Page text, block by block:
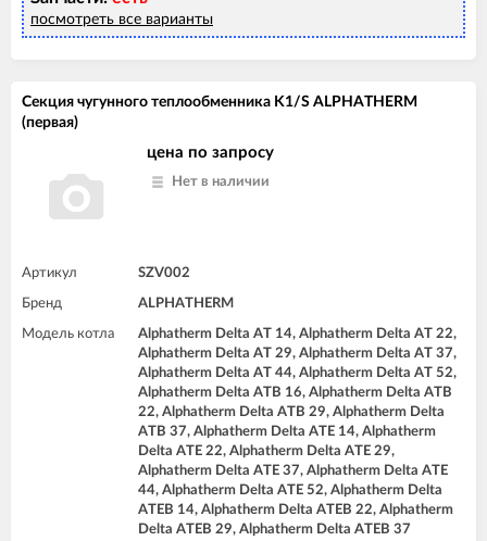
посмотреть все варианты
Секция чугунного теплообменника K1/S ALPHATHERM
(первая)
цена по запросу
Нет в наличии
Артикул SZV002
Бренд ALPHATHERM
Модель котла
Alphatherm Delta AT 14, Alphatherm Delta AT 22,
Alphatherm Delta AT 29, Alphatherm Delta AT 37,
Alphatherm Delta AT 44, Alphatherm Delta AT 52,
Alphatherm Delta ATB 16, Alphatherm Delta ATB
22, Alphatherm Delta ATB 29, Alphatherm Delta
ATB 37, Alphatherm Delta ATE 14, Alphatherm
Delta ATE 22, Alphatherm Delta ATE 29,
Alphatherm Delta ATE 37, Alphatherm Delta ATE
44, Alphatherm Delta ATE 52, Alphatherm Delta
ATEB 14, Alphatherm Delta ATEB 22, Alphatherm
Delta ATEB 29, Alphatherm Delta ATEB 37